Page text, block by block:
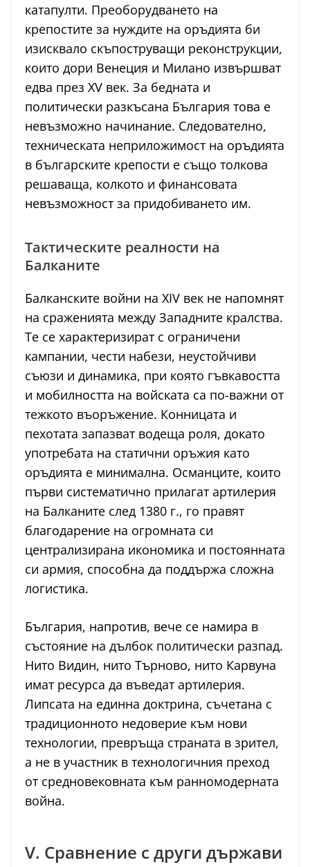
катапулти. Преоборудването на
крепостите за нуждите на оръдията би
изисквало скъпоструващи реконструкции,
които дори Венеция и Милано извършват
едва през XV век. За бедната и
политически разкъсана България това е
невъзможно начинание. Следователно,
техническата неприложимост на оръдията
в българските крепости е също толкова
решаваща, колкото и финансовата
невъзможност за придобиването им.
Тактическите реалности на
Балканите
Балканските войни на XIV век не напомнят
на сраженията между Западните кралства.
Те се характеризират с ограничени
кампании, чести набези, неустойчиви
съюзи и динамика, при която гъвкавостта
и мобилността на войската са по-важни от
тежкото въоръжение. Конницата и
пехотата запазват водеща роля, докато
употребата на статични оръжия като
оръдията е минимална. Османците, които
първи систематично прилагат артилерия
на Балканите след 1380 г., го правят
благодарение на огромната си
централизирана икономика и постоянната
си армия, способна да поддържа сложна
логистика.
България, напротив, вече се намира в
състояние на дълбок политически разпад.
Нито Видин, нито Търново, нито Карвуна
имат ресурса да въведат артилерия.
Липсата на единна доктрина, съчетана с
традиционното недоверие към нови
технологии, превръща страната в зрител,
а не в участник в технологичния преход
от средновековната към ранномодерната
война.
V. Сравнение с други държави